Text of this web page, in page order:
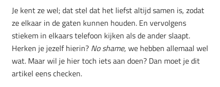
Je kent ze wel; dat stel dat het liefst altijd samen is, zodat
ze elkaar in de gaten kunnen houden. En vervolgens
stiekem in elkaars telefoon kijken als de ander slaapt.
Herken je jezelf hierin? No shame, we hebben allemaal wel
wat. Maar wil je hier toch iets aan doen? Dan moet je dit
artikel eens checken.